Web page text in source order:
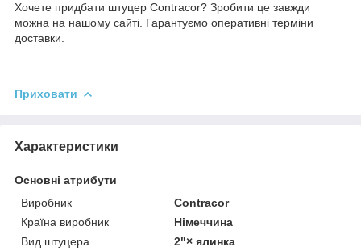
Хочете придбати штуцер Contracor? Зробити це завжди
можна на нашому сайті. Гарантуємо оперативні терміни
доставки.
Приховати
Характеристики
Основні атрибути
Виробник
Contracor
Країна виробник
Німеччина
Вид штуцера
2"× ялинка